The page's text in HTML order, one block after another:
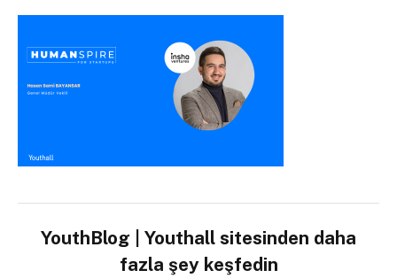
YouthBlog | Youthall sitesinden daha
fazla şey keşfedin